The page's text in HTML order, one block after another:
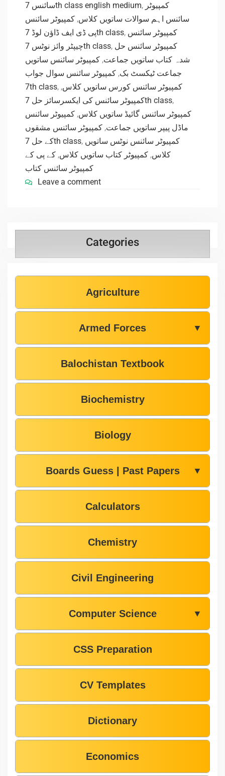
سائنس 7th class english medium, کمپیوٹر
سائنس اہم سوالات ساتویں کلاس, کمپیوٹر سائنس
پی ڈی ایف ڈاؤن لوڈ 7th class, کمپیوٹر سائنس
چیپٹر وائز نوٹس 7th class, کمپیوٹر سائنس حل
شدہ کتاب ساتویں جماعت, کمپیوٹر سائنس ساتویں
جماعت ٹیکسٹ بک, کمپیوٹر سائنس سوال جواب
7th class, کمپیوٹر سائنس کورس ساتویں کلاس,
کمپیوٹر سائنس کی ایکسرسائز حل 7th class,
کمپیوٹر سائنس گائیڈ ساتویں کلاس, کمپیوٹر سائنس
ماڈل پیپر ساتویں جماعت, کمپیوٹر سائنس مشقوں
کے حل 7th class, کمپیوٹر سائنس نوٹس ساتویں
کلاس, کمپیوٹر کتاب ساتویں کلاس, کے پی کے
کمپیوٹر سائنس کتاب
Leave a comment
Categories
Agriculture
Armed Forces ▼
Balochistan Textbook
Biochemistry
Biology
Boards Guess | Past Papers ▼
Calculators
Chemistry
Civil Engineering
Computer Science ▼
CSS Preparation
CV Templates
Dictionary
Economics